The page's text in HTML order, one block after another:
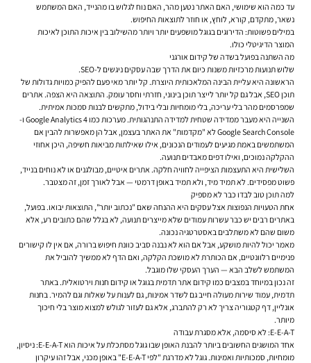
עד כמה הוא שימושי, האם האתר נטען מהר, האם נוח לגלוש בו מהנייד, האם המשתמש
נשאר, מתקדם, קורא, לוחץ, או חוזר לתוצאות החיפוש.
במילים פשוטות: הדירוגים בגוגל מושפעים יותר ויותר מהשילוב בין איכות התוכן לאיכות
המוצר הדיגיטלי כולו.
מה השתנה בפועל בשדה של קידום אורגני
שלוש תנועות מרכזיות משנות כיום את הדרך שבה עסקים ניגשים ל-SEO.
הראשונה היא עליית הבינה המלאכותית היוצרת. קל יותר מאי פעם להפיק כמויות גדולות של
תוכן SEO, אבל גם קל יותר לייצר תוכן בינוני, חזרתי וחסר עומק. התוצאה היא הצפה. אתרים
שמפרסמים מהר בלי עריכה, בלי מומחיות ובלי בידול, מתקשים לבנות סמכות אמיתית.
השנייה היא מעבר ממדידה שטחית למדידה התנהגותית. מערכות כמו Google Analytics 4 ו-
Google Search Console לא "מקדמות" את האתר בעצמן, אבל הן מאפשרות להבין אם
המשתמשים באמת מגיעים לעמודים הנכונים, אילו שאילתות מביאות חשיפה, היכן אחוזי
ההקלקה נמוכים, ואילו דפים מאבדים תנועה.
השלישית היא התעצמות הציפייה לחוויה חלקה. אתרים איטיים, מבולגנים או לא נוחים בנייד,
פשוט מפסידים. לא תמיד מיד, ולא תמיד באופן דרמטי — אבל לאורך זמן, זה מצטבר.
למה תוכן טוב לבדו כבר לא מספיק
אחת הטעויות הנפוצות אצל עסקים היא ההנחה שאם "נכתוב יותר", התוצאות יבואו. בפועל,
באתרים רבים יש כבר עשרות עמודים שלא מייצרים תנועה, לא בגלל שהם כתובים רע, אלא
משום שהם לא משתלבים באסטרטגיה נכונה.
מאמר יכול להיות מושקע, אבל אם הוא לא נבנה סביב כוונת חיפוש ברורה, אם אין לו קישורים
פנימיים רלוונטיים, אם הכותרת לא מושכת הקלקה, ואם הדף לא ממשיך להוביל את
המשתמש לשלב הבא — הערך העסקי שלו מוגבל.
זה נכון במיוחד במצבים כמו קידום אתר תדמית בגוגל או קידום חנות וירטואלית. באתר
תדמית, עמוד שירות מעולה חייב גם לשדר אמינות, גם לענות על שאלות וגם להמיר. בחנות
אונליין, דף קטגוריה צריך לא רק להתברג, אלא גם לעזור לגולש למצוא מוצר בלי חיכוך
מיותר.
E-E-A-T: לא סיסמה, אלא מסגרת עבודה
אחד המושגים החשובים ביותר להבנת האופן שבו גוגל מסתכלת על איכות הוא E-E-A-T: ניסיון,
מומחיות, סמכותיות ואמינות. גוגל לא מדרגת "לפי E-E-A-T" באופן מכני, אבל זהו עיקרון